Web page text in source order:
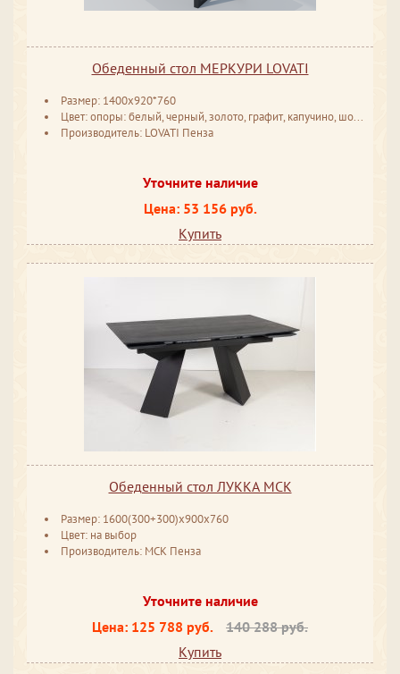
Обеденный стол МЕРКУРИ LOVATI
Размер: 1400х920*760
Цвет: опоры: белый, черный, золото, графит, капучино, шоколад, слоновая кость/ столешница: на выбор
Производитель: LOVATI Пенза
Уточните наличие
Цена: 53 156 руб.
Купить
Обеденный стол ЛУККА МСК
Размер: 1600(300+300)х900х760
Цвет: на выбор
Производитель: МСК Пенза
Уточните наличие
Цена: 125 788 руб.
140 288 руб.
Купить